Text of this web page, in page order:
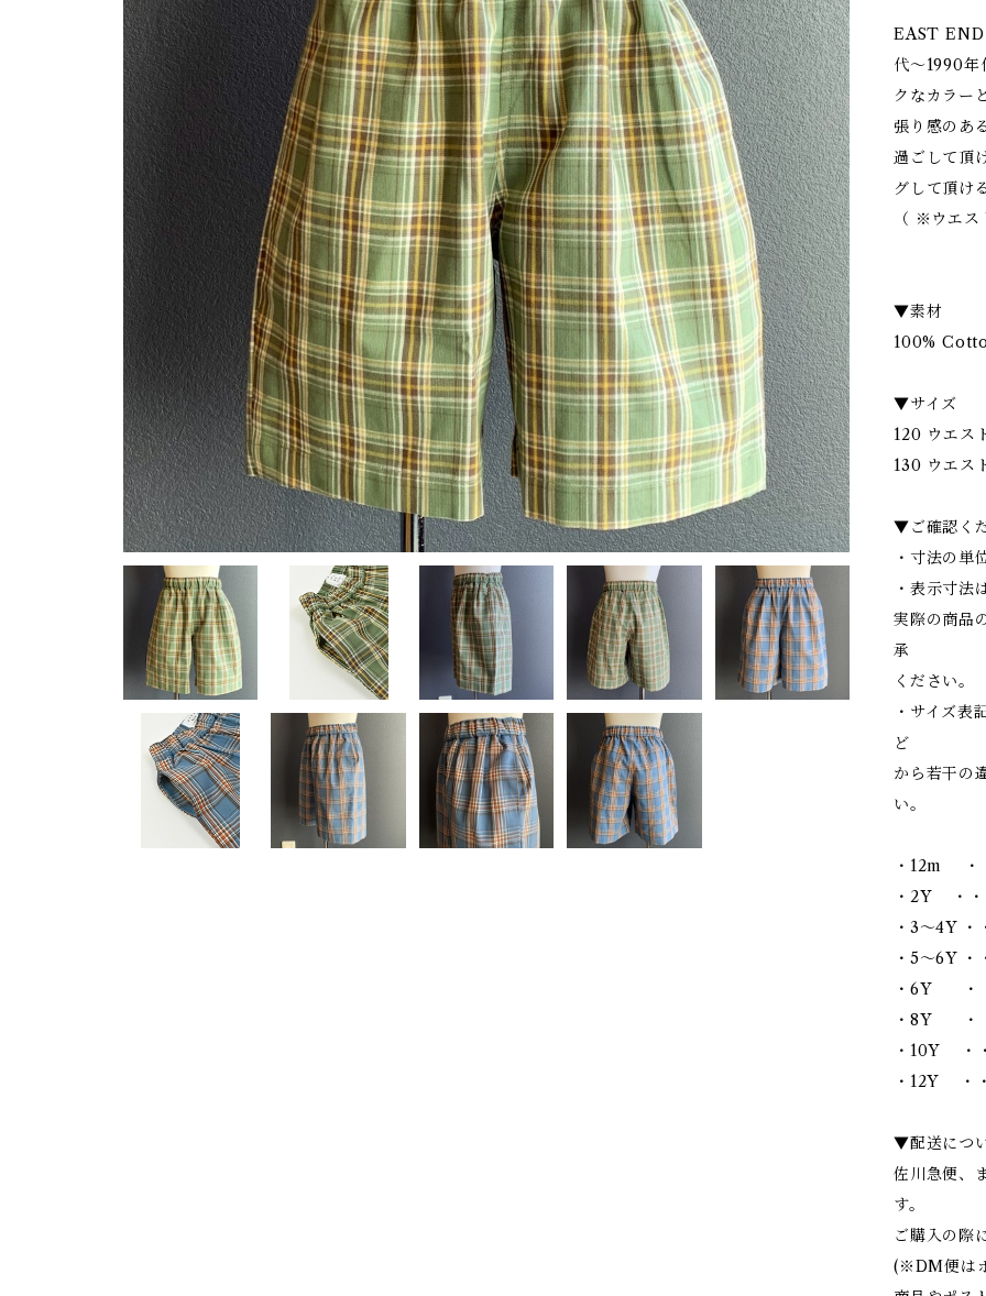
EAST END
代〜1990年
クなカラー
張り感のあ
過ごして頂
グして頂け
（ ※ウエ
▼素材
100%
▼サイズ
120 ウエス
130 ウエス
▼ご確認く
・寸法の単
・表示寸法
実際の商品
承
ください。
・サイズ表
ど
から若干の
い。
・12m
・2Y ・
・3～4Y
・5～6Y
・6Y ・
・8Y ・
・10Y ・
・12Y ・
▼配送につ
佐川急便、
す。
ご購入の際
(※DM便は